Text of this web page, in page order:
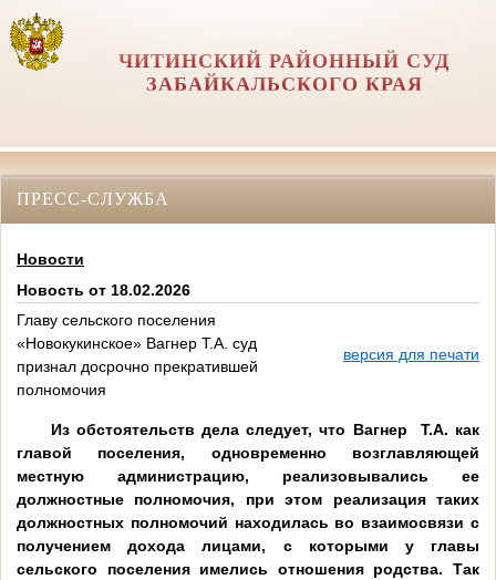
ЧИТИНСКИЙ РАЙОННЫЙ СУД
ЗАБАЙКАЛЬСКОГО КРАЯ
ПРЕСС-СЛУЖБА
Новости
Новость от 18.02.2026
Главу сельского поселения
«Новокукинское» Вагнер Т.А. суд
признал досрочно прекратившей
полномочия
версия для печати
Из обстоятельств дела следует, что Вагнер Т.А. как
главой поселения, одновременно возглавляющей
местную администрацию, реализовывались ее
должностные полномочия, при этом реализация таких
должностных полномочий находилась во взаимосвязи с
получением дохода лицами, с которыми у главы
сельского поселения имелись отношения родства. Так